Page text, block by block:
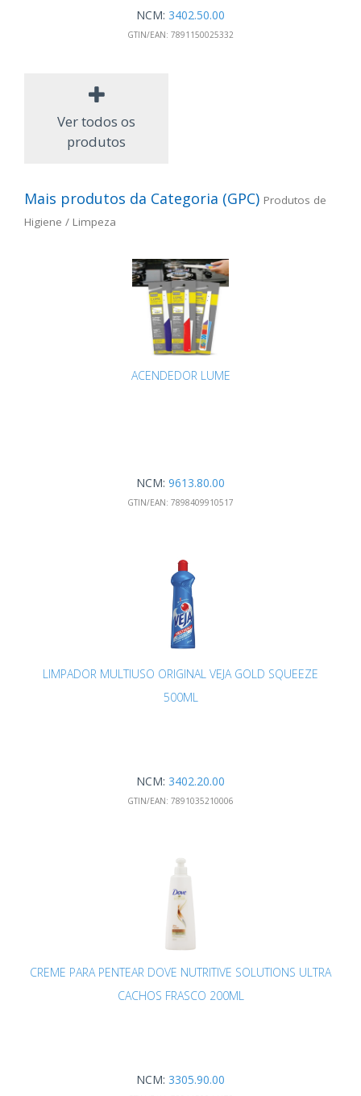
NCM: 3402.50.00
GTIN/EAN: 7891150025332
Ver todos os
produtos
Mais produtos da Categoria (GPC) Produtos de
Higiene / Limpeza
ACENDEDOR LUME
NCM: 9613.80.00
GTIN/EAN: 7898409910517
LIMPADOR MULTIUSO ORIGINAL VEJA GOLD SQUEEZE
500ML
NCM: 3402.20.00
GTIN/EAN: 7891035210006
CREME PARA PENTEAR DOVE NUTRITIVE SOLUTIONS ULTRA
CACHOS FRASCO 200ML
NCM: 3305.90.00